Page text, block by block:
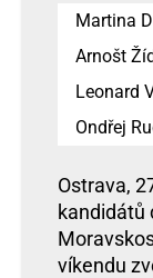
Martina
Arnošt
Leonard
Ondřej
Ostrava,
kandidátů
víkendu